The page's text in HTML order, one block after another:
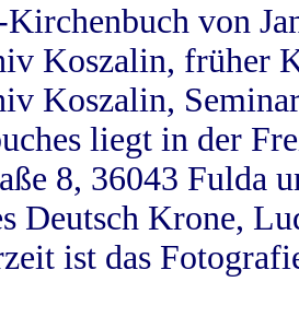
von
Koszalin, früher
Koszalin,
liegt in der
8, 36043 Fulda
Deutsch Krone,
ist das